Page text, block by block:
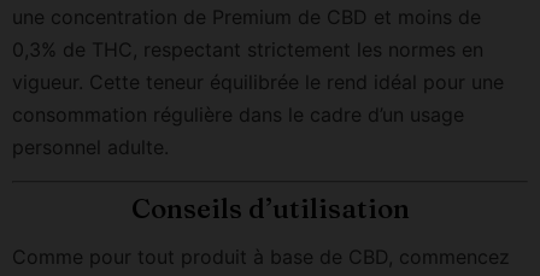
une concentration de Premium de CBD et moins de
0,3% de THC, respectant strictement les normes en
vigueur. Cette teneur équilibrée le rend idéal pour une
consommation régulière dans le cadre d’un usage
personnel adulte.
Conseils d’utilisation
Comme pour tout produit à base de CBD, commencez